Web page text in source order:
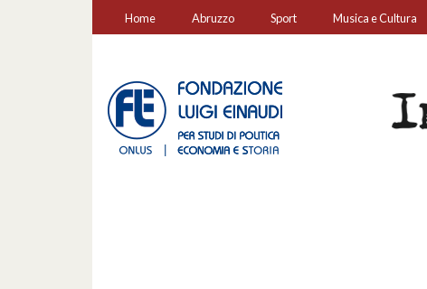
Home Abruzzo Sport Musica e Cultura